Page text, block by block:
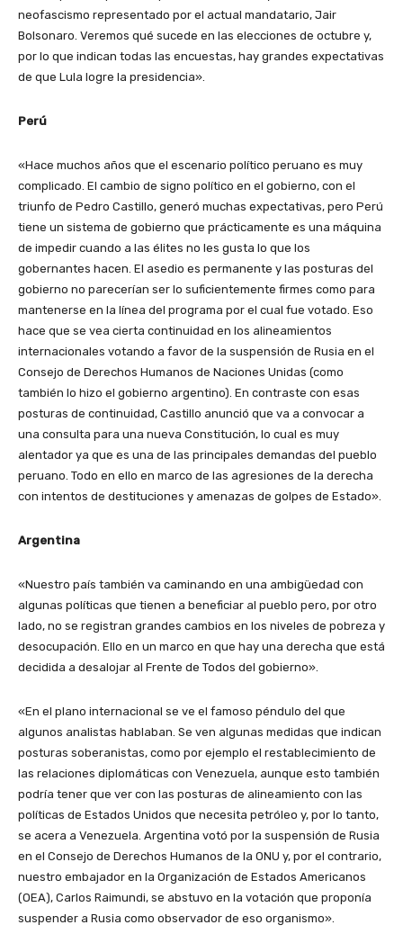
neofascismo representado por el actual mandatario, Jair
Bolsonaro. Veremos qué sucede en las elecciones de octubre y,
por lo que indican todas las encuestas, hay grandes expectativas
de que Lula logre la presidencia».
Perú
«Hace muchos años que el escenario político peruano es muy
complicado. El cambio de signo político en el gobierno, con el
triunfo de Pedro Castillo, generó muchas expectativas, pero Perú
tiene un sistema de gobierno que prácticamente es una máquina
de impedir cuando a las élites no les gusta lo que los
gobernantes hacen. El asedio es permanente y las posturas del
gobierno no parecerían ser lo suficientemente firmes como para
mantenerse en la línea del programa por el cual fue votado. Eso
hace que se vea cierta continuidad en los alineamientos
internacionales votando a favor de la suspensión de Rusia en el
Consejo de Derechos Humanos de Naciones Unidas (como
también lo hizo el gobierno argentino). En contraste con esas
posturas de continuidad, Castillo anunció que va a convocar a
una consulta para una nueva Constitución, lo cual es muy
alentador ya que es una de las principales demandas del pueblo
peruano. Todo en ello en marco de las agresiones de la derecha
con intentos de destituciones y amenazas de golpes de Estado».
Argentina
«Nuestro país también va caminando en una ambigüedad con
algunas políticas que tienen a beneficiar al pueblo pero, por otro
lado, no se registran grandes cambios en los niveles de pobreza y
desocupación. Ello en un marco en que hay una derecha que está
decidida a desalojar al Frente de Todos del gobierno».
«En el plano internacional se ve el famoso péndulo del que
algunos analistas hablaban. Se ven algunas medidas que indican
posturas soberanistas, como por ejemplo el restablecimiento de
las relaciones diplomáticas con Venezuela, aunque esto también
podría tener que ver con las posturas de alineamiento con las
políticas de Estados Unidos que necesita petróleo y, por lo tanto,
se acera a Venezuela. Argentina votó por la suspensión de Rusia
en el Consejo de Derechos Humanos de la ONU y, por el contrario,
nuestro embajador en la Organización de Estados Americanos
(OEA), Carlos Raimundi, se abstuvo en la votación que proponía
suspender a Rusia como observador de eso organismo».